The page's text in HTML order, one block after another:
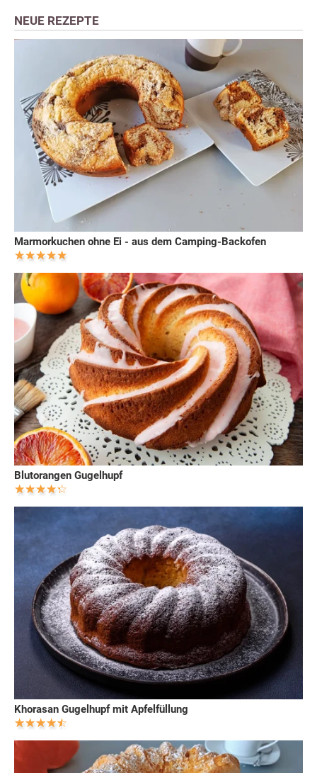
NEUE REZEPTE
Marmorkuchen ohne Ei - aus dem Camping-Backofen
Blutorangen Gugelhupf
Khorasan Gugelhupf mit Apfelfüllung